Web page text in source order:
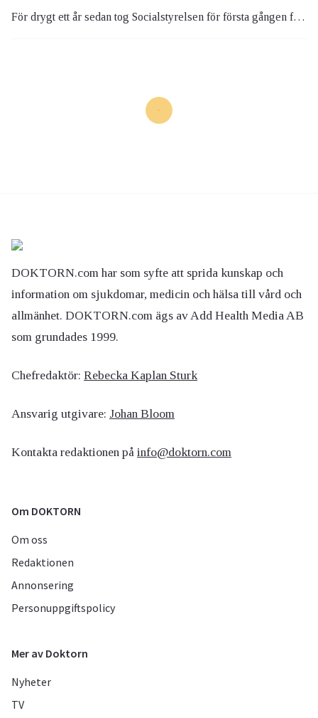
För drygt ett år sedan tog Socialstyrelsen för första gången fram riktlinjer för den smärtsamma kvinnosjukdomen endometrios. En viktig sak som riktlinjerna tar upp är att man inte ska normalisera menssmärta.
DOKTORN.com har som syfte att sprida kunskap och
information om sjukdomar, medicin och hälsa till vård och
allmänhet. DOKTORN.com ägs av Add Health Media AB
som grundades 1999.
Chefredaktör: Rebecka Kaplan Sturk
Ansvarig utgivare: Johan Bloom
Kontakta redaktionen på info@doktorn.com
Om DOKTORN
Om oss
Redaktionen
Annonsering
Personuppgiftspolicy
Mer av Doktorn
Nyheter
TV